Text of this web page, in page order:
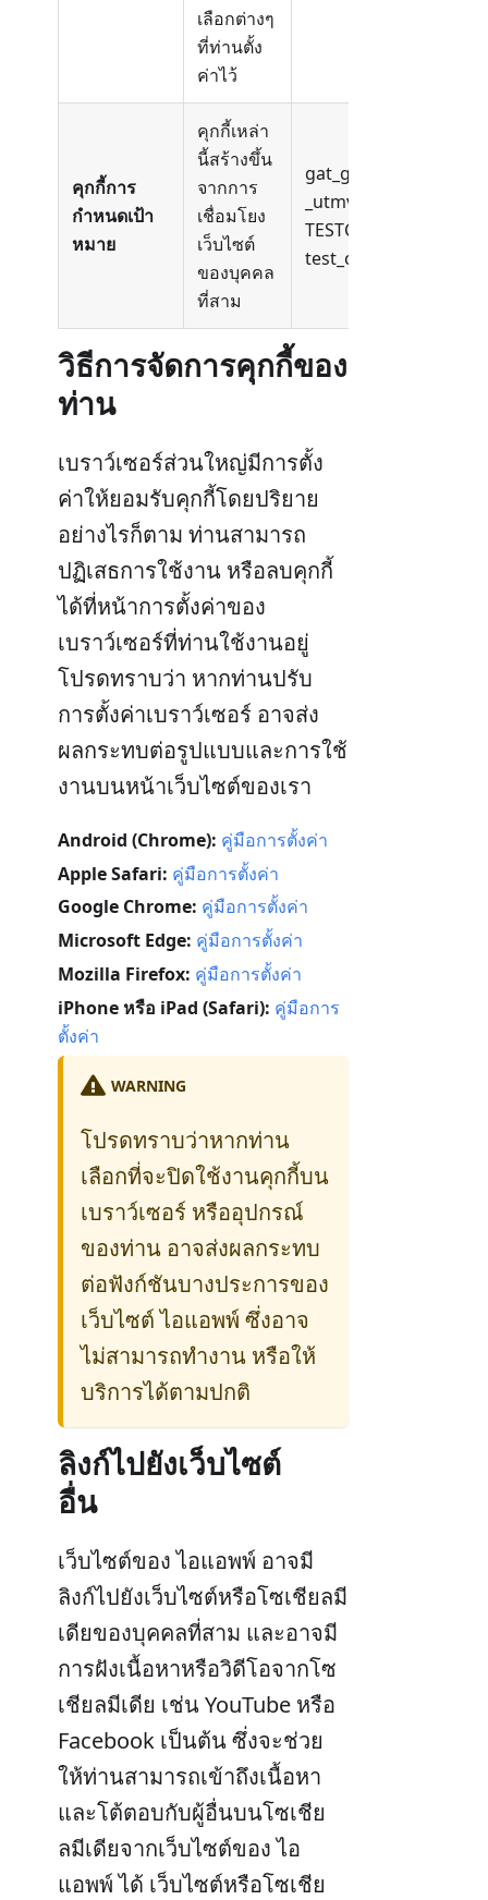
เลือกต่างๆ
ที่ท่านตั้ง
ค่าไว้
คุกกี้การ
กำหนดเป้า
หมาย
คุกกี้เหล่า
นี้สร้างขึ้น
จากการ
เชื่อมโยง
เว็บไซต์
ของบุคคล
ที่สาม
_utmv#########,
test_cookie, GPS,
วิธีการจัดการคุกกี้ของ
ท่าน
เบราว์เซอร์ส่วนใหญ่มีการตั้ง
ค่าให้ยอมรับคุกกี้โดยปริยาย
อย่างไรก็ตาม ท่านสามารถ
ปฏิเสธการใช้งาน หรือลบคุกกี้
ได้ที่หน้าการตั้งค่าของ
เบราว์เซอร์ที่ท่านใช้งานอยู่
โปรดทราบว่า หากท่านปรับ
การตั้งค่าเบราว์เซอร์ อาจส่ง
ผลกระทบต่อรูปแบบและการใช้
งานบนหน้าเว็บไซต์ของเรา
Android (Chrome): คู่มือการตั้งค่า
Apple Safari: คู่มือการตั้งค่า
Google Chrome: คู่มือการตั้งค่า
Microsoft Edge: คู่มือการตั้งค่า
Mozilla Firefox: คู่มือการตั้งค่า
iPhone หรือ iPad (Safari): คู่มือการ
ตั้งค่า
WARNING
โปรดทราบว่าหากท่าน
เลือกที่จะปิดใช้งานคุกกี้บน
เบราว์เซอร์ หรืออุปกรณ์
ของท่าน อาจส่งผลกระทบ
ต่อฟังก์ชันบางประการของ
เว็บไซต์ ไอแอพพ์ ซึ่งอาจ
ไม่สามารถทำงาน หรือให้
บริการได้ตามปกติ
ลิงก์ไปยังเว็บไซต์
อื่น
เว็บไซต์ของ ไอแอพพ์ อาจมี
ลิงก์ไปยังเว็บไซต์หรือโซเชียลมี
เดียของบุคคลที่สาม และอาจมี
การฝังเนื้อหาหรือวิดีโอจากโซ
เชียลมีเดีย เช่น YouTube หรือ
Facebook เป็นต้น ซึ่งจะช่วย
ให้ท่านสามารถเข้าถึงเนื้อหา
และโต้ตอบกับผู้อื่นบนโซเชีย
ลมีเดียจากเว็บไซต์ของ ไอ
แอพพ์ ได้ เว็บไซต์หรือโซเชีย